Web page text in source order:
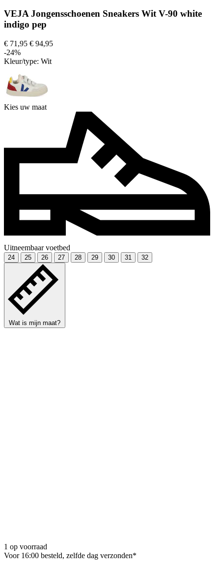
VEJA Jongensschoenen Sneakers Wit V-90 white
indigo pep
€ 71,95 € 94,95
-24%
Kleur/type: Wit
Kies uw maat
Uitneembaar voetbed
24 25 26 27 28 29 30 31 32
Wat is mijn maat?
1 op voorraad
Voor 16:00 besteld, zelfde dag verzonden*